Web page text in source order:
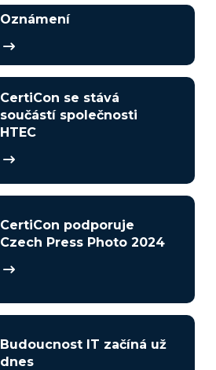
Oznámení
CertiCon se stává
součástí společnosti
HTEC
CertiCon podporuje
Czech Press Photo 2024
Budoucnost IT začíná už
dnes